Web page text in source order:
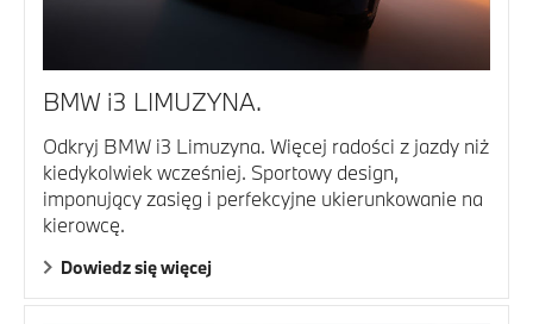
BMW i3 LIMUZYNA.
Odkryj BMW i3 Limuzyna. Więcej radości z jazdy niż
kiedykolwiek wcześniej. Sportowy design,
imponujący zasięg i perfekcyjne ukierunkowanie na
kierowcę.
Dowiedz się więcej